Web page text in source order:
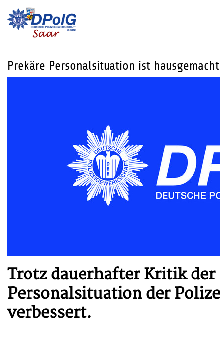
Prekäre Personalsituation ist hausgemacht
Trotz dauerhafter Kritik
Personalsituation der
verbessert.